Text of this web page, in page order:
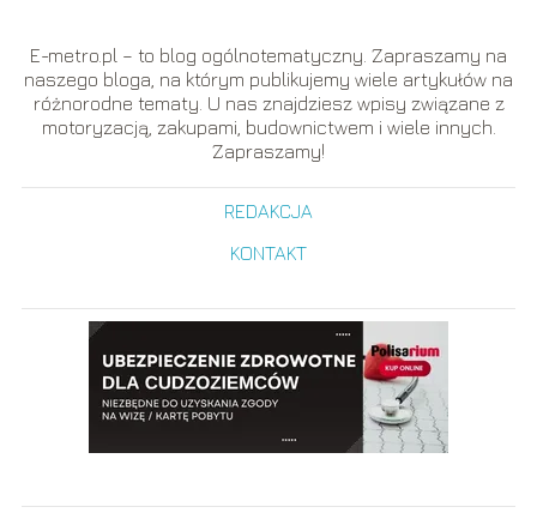
E-metro.pl – to blog ogólnotematyczny. Zapraszamy na
naszego bloga, na którym publikujemy wiele artykułów na
różnorodne tematy. U nas znajdziesz wpisy związane z
motoryzacją, zakupami, budownictwem i wiele innych.
Zapraszamy!
REDAKCJA
KONTAKT